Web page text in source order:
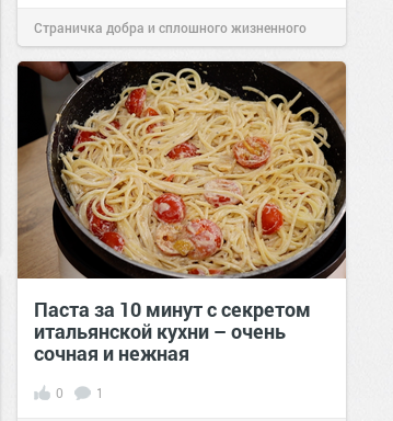
Страничка добра и сплошного жизненного
позитива!00:29Вчера
Паста за 10 минут с секретом
итальянской кухни – очень
сочная и нежная
0 1